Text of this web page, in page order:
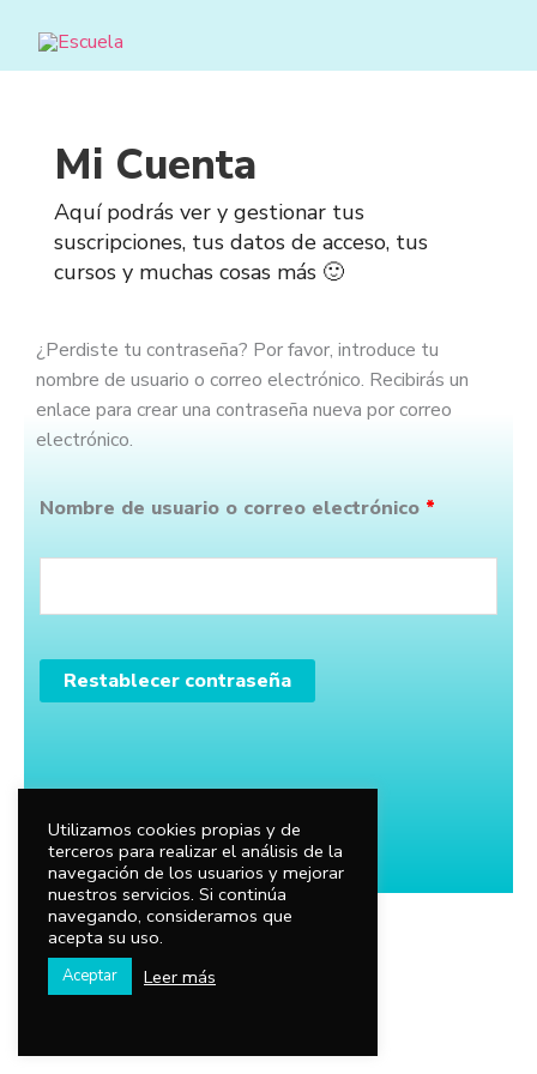
contenido
Mi Cuenta
Aquí podrás ver y gestionar tus
suscripciones, tus datos de acceso, tus
cursos y muchas cosas más 🙂
¿Perdiste tu contraseña? Por favor, introduce tu
nombre de usuario o correo electrónico. Recibirás un
enlace para crear una contraseña nueva por correo
electrónico.
Nombre de usuario o correo electrónico *
Restablecer contraseña
Utilizamos cookies propias y de
terceros para realizar el análisis de la
navegación de los usuarios y mejorar
nuestros servicios. Si continúa
navegando, consideramos que
acepta su uso.
Aceptar Leer más